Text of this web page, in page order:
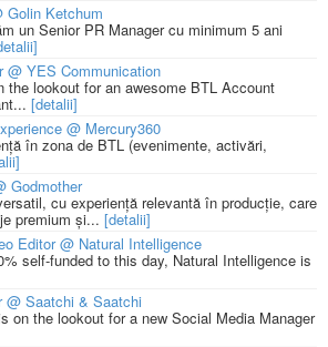
Golin Ketchum
un Senior PR Manager cu minimum 5 ani
@ YES Communication
the lookout for an awesome BTL Account
[detalii]
@ Mercury360
în zona de BTL (evenimente, activări,
Godmother
cu experiență relevantă în producție, care
premium și... [detalii]
Editor @ Natural Intelligence
self-funded to this day, Natural Intelligence is
@ Saatchi & Saatchi
on the lookout for a new Social Media Manager